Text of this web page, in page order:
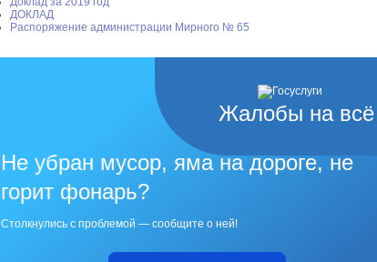
ДОКЛАД
Распоряжение администрации Мирного № 65
Жалобы на всё
Не убран мусор, яма на дороге, не
горит фонарь?
Столкнулись с проблемой — сообщите о ней!